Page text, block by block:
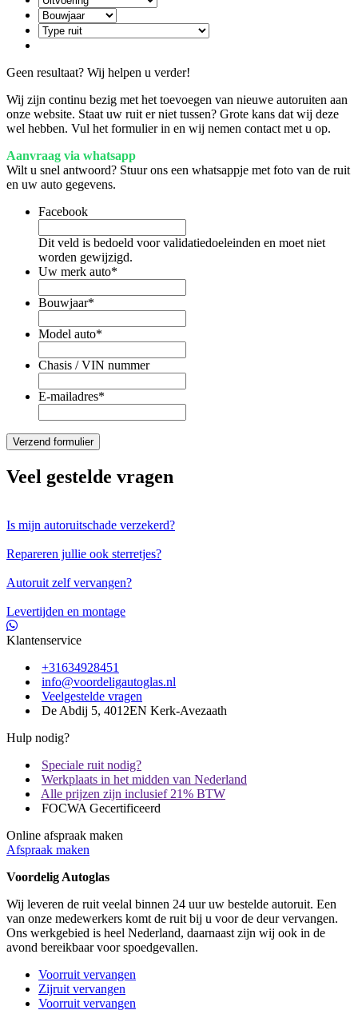
Geen resultaat? Wij helpen u verder!
Wij zijn continu bezig met het toevoegen van nieuwe autoruiten aan
onze website. Staat uw ruit er niet tussen? Grote kans dat wij deze
wel hebben. Vul het formulier in en wij nemen contact met u op.
Aanvraag via whatsapp
Wilt u snel antwoord? Stuur ons een whatsappje met foto van de ruit
en uw auto gegevens.
Facebook
Dit veld is bedoeld voor validatiedoeleinden en moet niet
worden gewijzigd.
Uw merk auto*
Bouwjaar*
Model auto*
Chasis / VIN nummer
E-mailadres*
Veel gestelde vragen
Is mijn autoruitschade verzekerd?
Repareren jullie ook sterretjes?
Autoruit zelf vervangen?
Levertijden en montage
Klantenservice
+31634928451
info@voordeligautoglas.nl
Veelgestelde vragen
De Abdij 5, 4012EN Kerk-Avezaath
Hulp nodig?
Speciale ruit nodig?
Werkplaats in het midden van Nederland
Alle prijzen zijn inclusief 21% BTW
FOCWA Gecertificeerd
Online afspraak maken
Afspraak maken
Voordelig Autoglas
Wij leveren de ruit veelal binnen 24 uur uw bestelde autoruit. Een
van onze medewerkers komt de ruit bij u voor de deur vervangen.
Ons werkgebied is heel Nederland, daarnaast zijn wij ook in de
avond bereikbaar voor spoedgevallen.
Voorruit vervangen
Zijruit vervangen
Voorruit vervangen